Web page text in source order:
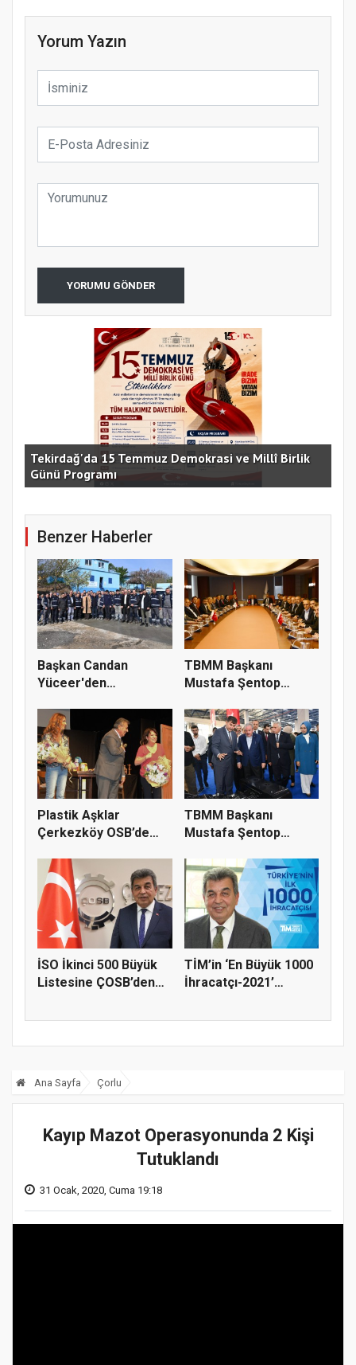
Yorum Yazın
YORUMU GÖNDER
Tekirdağ'da 15 Temmuz Demokrasi ve Millî Birlik
Günü Programı
Benzer Haberler
Başkan Candan
Yüceer'den
TBMM Başkanı
Mustafa Şentop
Plastik Aşklar
Çerkezköy OSB’de
TBMM Başkanı
Mustafa Şentop
İSO İkinci 500 Büyük
Listesine ÇOSB’den
TİM’in ‘En Büyük 1000
İhracatçı-2021’
Ana Sayfa Çorlu
Kayıp Mazot Operasyonunda 2 Kişi
Tutuklandı
31 Ocak, 2020, Cuma 19:18